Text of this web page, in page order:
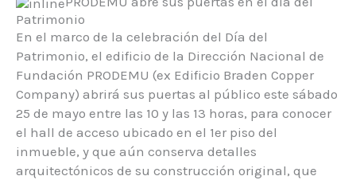
Patrimonio
En el marco de la celebración del Día del
Patrimonio, el edificio de la Dirección Nacional de
Fundación PRODEMU (ex Edificio Braden Copper
Company) abrirá sus puertas al público este sábado
25 de mayo entre las 10 y las 13 horas, para conocer
el hall de acceso ubicado en el 1er piso del
inmueble, y que aún conserva detalles
arquitectónicos de su construcción original, que